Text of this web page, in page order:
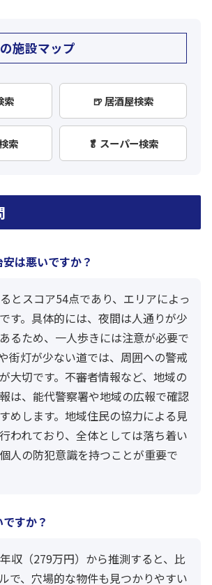
施設マップ
索 🍺 居酒屋検索
索 🥬 スーパー検索
は悪いですか？
とスコア54点であり、エリアによっ
す。具体的には、夜間は人通りが少
るため、一人歩きには注意が必要で
街灯が少ない道では、周囲への警戒
大切です。不審者情報など、地域の
は、能代警察署や地域の広報で確認
めします。地域住民の協力による見
われており、全体としては落ち着い
人の防犯意識を持つことが重要で
すか？
収（279万円）から推測すると、比
で、穴場的な物件も見つかりやすい